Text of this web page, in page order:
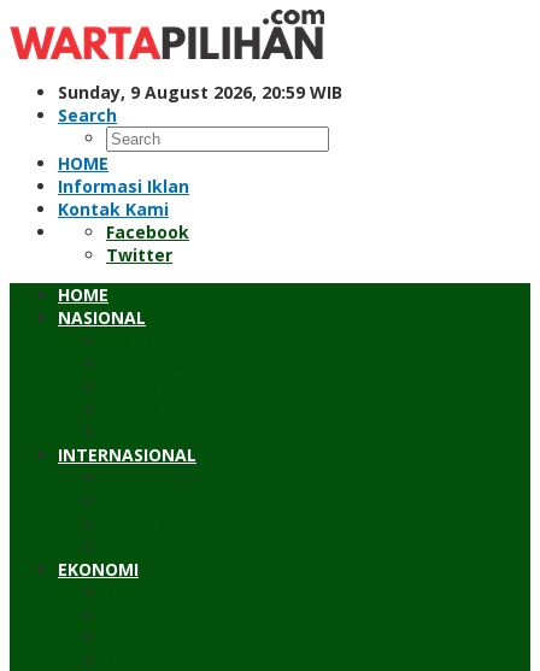
to
content
Sunday, 9 August 2026, 20:59 WIB
Search
HOME
Informasi Iklan
Kontak Kami
Facebook
Twitter
HOME
NASIONAL
INTERNASIONAL
EKONOMI